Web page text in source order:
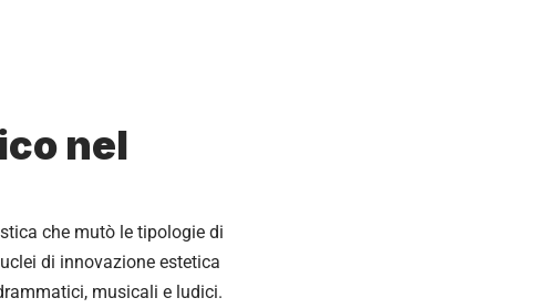
nel
che mutò le tipologie di
di innovazione estetica
musicali e ludici.